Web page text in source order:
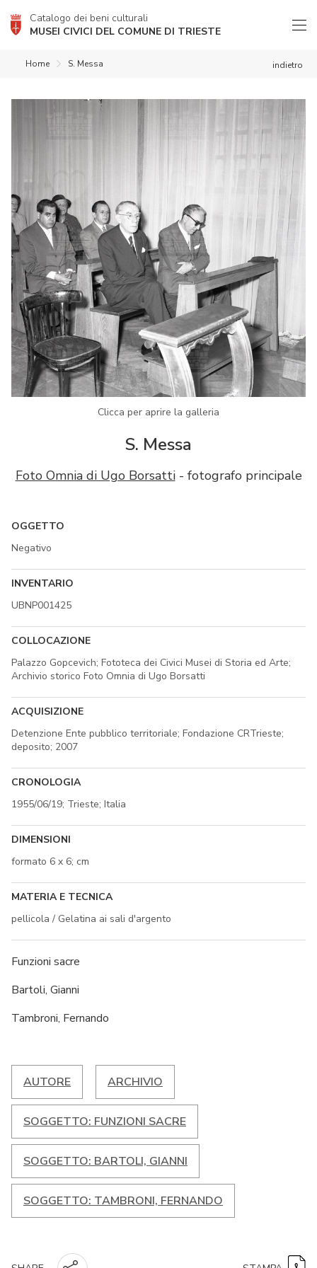
Catalogo dei beni culturali
MUSEI CIVICI DEL COMUNE DI TRIESTE
indietro
Home S. Messa
Clicca per aprire la galleria
S. Messa
Foto Omnia di Ugo Borsatti- fotografo principale
OGGETTO
Negativo
INVENTARIO
UBNP001425
COLLOCAZIONE
Palazzo Gopcevich; Fototeca dei Civici Musei di Storia ed Arte;
Archivio storico Foto Omnia di Ugo Borsatti
ACQUISIZIONE
Detenzione Ente pubblico territoriale; Fondazione CRTrieste;
deposito; 2007
CRONOLOGIA
1955/06/19; Trieste; Italia
DIMENSIONI
formato 6 x 6; cm
MATERIA E TECNICA
pellicola / Gelatina ai sali d'argento
Funzioni sacre
Bartoli, Gianni
Tambroni, Fernando
AUTORE ARCHIVIO
SOGGETTO: FUNZIONI SACRE
SOGGETTO: BARTOLI, GIANNI
SOGGETTO: TAMBRONI, FERNANDO